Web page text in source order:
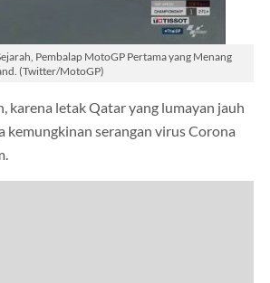
Pembalap MotoGP Pertama yang Menang
(Twitter/MotoGP)
karena letak Qatar yang lumayan jauh
kemungkinan serangan virus Corona